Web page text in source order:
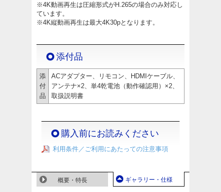
※4K動画再生は圧縮形式がH.265の場合のみ対応し
ています。
※4K縦動画再生は最大4K30pとなります。
添付品
添
付
品
ACアダプター、リモコン、HDMIケーブル、
アンテナ×2、単4乾電池（動作確認用）×2、
取扱説明書
購入前にお読みください
利用条件／ご利用にあたっての注意事項
概要・特長 ギャラリー・仕様